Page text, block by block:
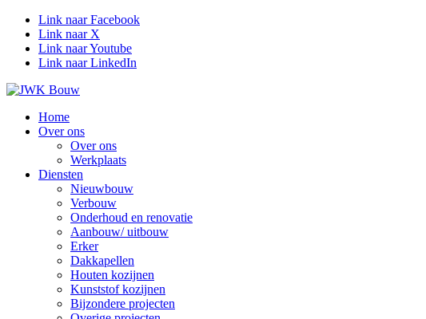
Link naar Facebook
Link naar X
Link naar Youtube
Link naar LinkedIn
Home
Over ons
Over ons
Werkplaats
Diensten
Nieuwbouw
Verbouw
Onderhoud en renovatie
Aanbouw/ uitbouw
Erker
Dakkapellen
Houten kozijnen
Kunststof kozijnen
Bijzondere projecten